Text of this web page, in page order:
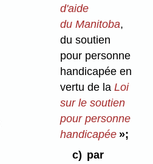
d'aide
du Manitoba,
du soutien
pour personne
handicapée en
vertu de laLoi
sur le soutien
pour personne
handicapée »;
c) par